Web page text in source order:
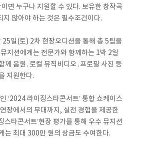
면 누구나 지원할 수 있다. 보유한 창작곡
지 않아야 하는 것은 필수조건이다.
25일(토) 2차 현장오디션을 통해 총 5팀을
지션에게는 전문가와 함께하는 1박 2일
께 음원․로컬 뮤직비디오․프로필 사진 등
지원한다.
‘2024 라이징스타콘서트’ 통합 쇼케이스
장에서의 무대까지, 실전 경험을 제공한
스타콘서트’현장 평가를 통해 우수 뮤지션
는 최대 300만 원의 상금도 수여한다.